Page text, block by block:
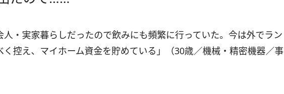
人・実家暮らしだったので飲みにも頻繁に行っていた。今は外でラン
く控え、マイホーム資金を貯めている」（30歳／機械・精密機器／事